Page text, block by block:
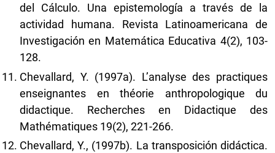
del Cálculo. Una epistemología a través de la
actividad humana. Revista Latinoamericana de
Investigación en Matemática Educativa 4(2), 103-
128.
Chevallard, Y. (1997a). L’analyse des practiques
enseignantes en théorie anthropologique du
didactique. Recherches en Didactique des
Mathématiques 19(2), 221-266.
Chevallard, Y., (1997b). La transposición didáctica.